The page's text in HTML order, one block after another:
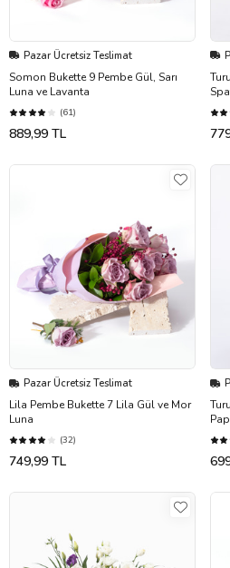
Pazar Ücretsiz Teslimat
Somon Bukette 9 Pembe Gül, Sarı
Luna ve Lavanta
(61)
889,99 TL
Pazar Ücretsiz Teslimat
Lila Pembe Bukette 7 Lila Gül ve Mor
Luna
(32)
749,99 TL